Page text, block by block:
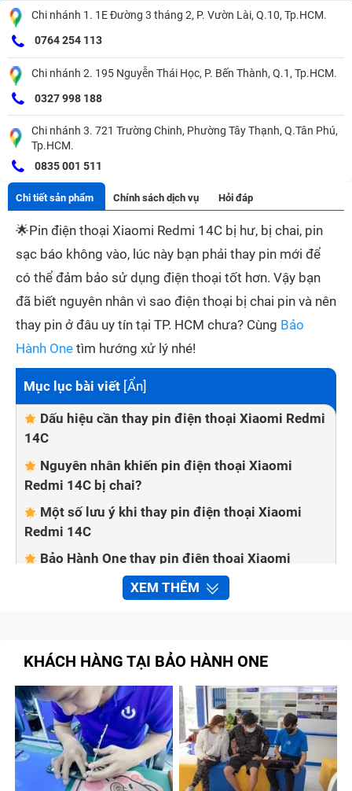
Chi nhánh 1. 1E Đường 3 tháng 2, P. Vườn Lài, Q.10, Tp.HCM.
0764 254 113
Chi nhánh 2. 195 Nguyễn Thái Học, P. Bến Thành, Q.1, Tp.HCM.
0327 998 188
Chi nhánh 3. 721 Trường Chinh, Phường Tây Thạnh, Q.Tân Phú,
Tp.HCM.
0835 001 511
Chi tiết sản phẩm Chính sách dịch vụ Hỏi đáp
🌟Pin điện thoại Xiaomi Redmi 14C bị hư, bị chai, pin
sạc báo không vào, lúc này bạn phải thay pin mới để
có thể đảm bảo sử dụng điện thoại tốt hơn. Vậy bạn
đã biết nguyên nhân vì sao điện thoại bị chai pin và nên
thay pin ở đâu uy tín tại TP. HCM chưa? Cùng Bảo
Hành One tìm hướng xử lý nhé!
Mục lục bài viết [Ẩn]
Dấu hiệu cần thay pin điện thoại Xiaomi Redmi
14C
Nguyên nhân khiến pin điện thoại Xiaomi
Redmi 14C bị chai?
Một số lưu ý khi thay pin điện thoại Xiaomi
Redmi 14C
Bảo Hành One thay pin điện thoại Xiaomi
Redmi 14C nhanh chóng, chất lượng
Quy trình sửa chữa, thay PIN Xiaomi Redmi
Cam kết với khách hàng khi đến thay pin điện
thoại Xiaomi Redmi 14C tại Bảo Hành One
Tạm kết
Dấu hiệu cần thay pin điện thoại
Xiaomi Redmi 14C
XEM THÊM
KHÁCH HÀNG TẠI BẢO HÀNH ONE